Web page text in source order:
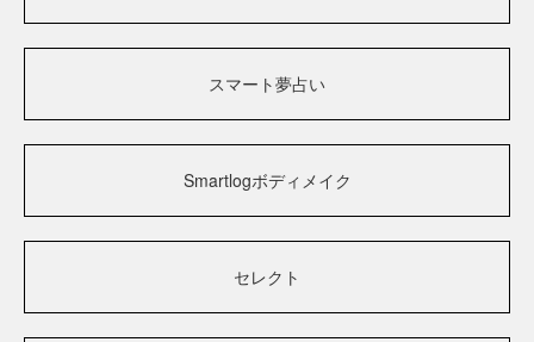
スマート夢占い
Smartlogボディメイク
セレクト